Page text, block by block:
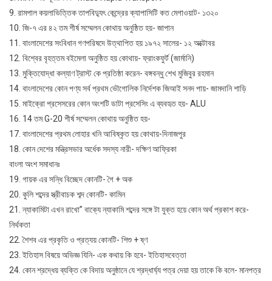
9. রামপাল কয়লাভিত্তিক তাপবিদ্যুৎ কেন্দ্রের ক্যাপাসিটি কত মেগাওয়াট- ১৩২০
10. জি-৭ এর ৪২ তম শীর্ষ সম্মেলন কোথায় অনুষ্ঠিত হয়- জাপান
11. বাংলাদেশের সংবিধান গণপরিষদে উত্থাপিত হয় ১৯৭২ সালের- ১২ অক্টোবর
12. বিশ্বের বৃহত্তম বইমেলা অনুষ্ঠিত হয় কোথায়- ফ্রাংকফুর্ট (জার্মানি)
13. মুক্তিযোদ্ধা কল্যাণ ট্রাস্ট কে প্রতিষ্ঠা করেন- বঙ্গবন্ধু শেখ মুজিবুর রহমান
14. বাংলাদেশের কোন পণ্য সর্ব প্রথম ভৌগোলিক নির্দেশক জিআই সনদ পায়- জামদানি শাড়ি
15. মাইক্রো প্রসেসরের কোন অংশটি ডাটা প্রসেসিং এ ব্যবহৃত হয়- ALU
16. 14 তম G-20 শীর্ষ সম্মেলন কোথায় অনুষ্ঠিত হয়-
17. বাংলাদেশের প্রথম লোহার খনি আবিষ্কৃত হয় কোথায়-দিনাজপুর
18. কোন দেশের মন্ত্রিসভার অর্ধেক সদস্য নারী- দক্ষিণ আফ্রিকা
বাংলা অংশ সমাধানঃ
19. গায়ক এর সন্ধি বিচ্ছেদ কোনটি- গৈ + অক
20. কুলি শব্দের স্ত্রীবাচক শব্দ কোনটি- কামিন
21. ন্যাকামিটা এখন রাখো” বাক্যে ন্যাকামি শব্দের সঙ্গে টা যুক্ত হয়ে কোন অর্থ প্রকাশ করে-
নির্থকতা
22. শৈশব এর প্রকৃতি ও প্রত্যয় কোনটি- শিশু + ষ্ণ
23. ইতিহাস বিষয়ে অভিজ্ঞ যিনি- এক কথায় কি হবে- ইতিহাসবেত্তা
24. কোন শ্রদ্ধেয় ব্যক্তি কে বিদায় অনুষ্ঠানে যে শ্রদ্ধার্ঘ্য পত্র দেয়া হয় তাকে কি বলে- মানপত্র